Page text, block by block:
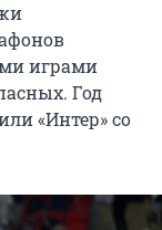
играми
Год
«Интер» со